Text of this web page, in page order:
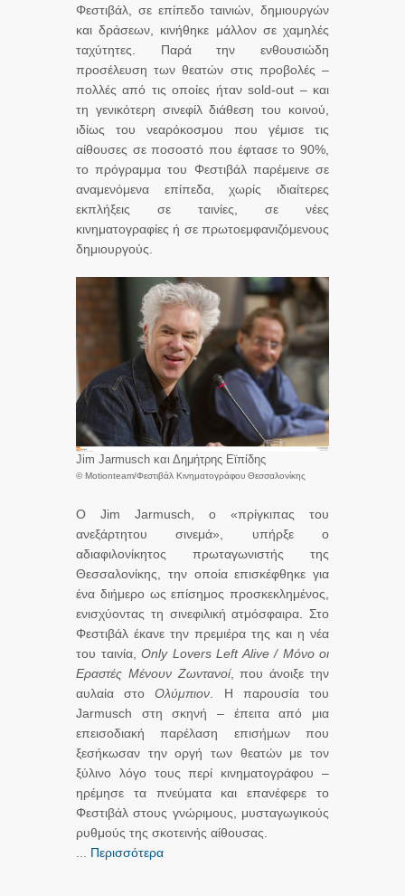
Φεστιβάλ, σε επίπεδο ταινιών, δημιουργών
και δράσεων, κινήθηκε μάλλον σε χαμηλές
ταχύτητες. Παρά την ενθουσιώδη
προσέλευση των θεατών στις προβολές –
πολλές από τις οποίες ήταν sold-out – και
τη γενικότερη σινεφίλ διάθεση του κοινού,
ιδίως του νεαρόκοσμου που γέμισε τις
αίθουσες σε ποσοστό που έφτασε το 90%,
το πρόγραμμα του Φεστιβάλ παρέμεινε σε
αναμενόμενα επίπεδα, χωρίς ιδιαίτερες
εκπλήξεις σε ταινίες, σε νέες
κινηματογραφίες ή σε πρωτοεμφανιζόμενους
δημιουργούς.
Jim Jarmusch και Δημήτρης Εϊπίδης
© Motionteam/Φεστιβάλ Κινηματογράφου Θεσσαλονίκης
Ο Jim Jarmusch, ο «πρίγκιπας του
ανεξάρτητου σινεμά», υπήρξε ο
αδιαφιλονίκητος πρωταγωνιστής της
Θεσσαλονίκης, την οποία επισκέφθηκε για
ένα διήμερο ως επίσημος προσκεκλημένος,
ενισχύοντας τη σινεφιλική ατμόσφαιρα. Στο
Φεστιβάλ έκανε την πρεμιέρα της και η νέα
του ταινία, Only Lovers Left Alive/ Μόνο οι
Εραστές Μένουν Ζωντανοί, που άνοιξε την
αυλαία στοΟλύμπιον . Η παρουσία του
Jarmusch στη σκηνή – έπειτα από μια
επεισοδιακή παρέλαση επισήμων που
ξεσήκωσαν την οργή των θεατών με τον
ξύλινο λόγο τους περί κινηματογράφου –
ηρέμησε τα πνεύματα και επανέφερε το
Φεστιβάλ στους γνώριμους, μυσταγωγικούς
ρυθμούς της σκοτεινής αίθουσας.
Περισσότερα